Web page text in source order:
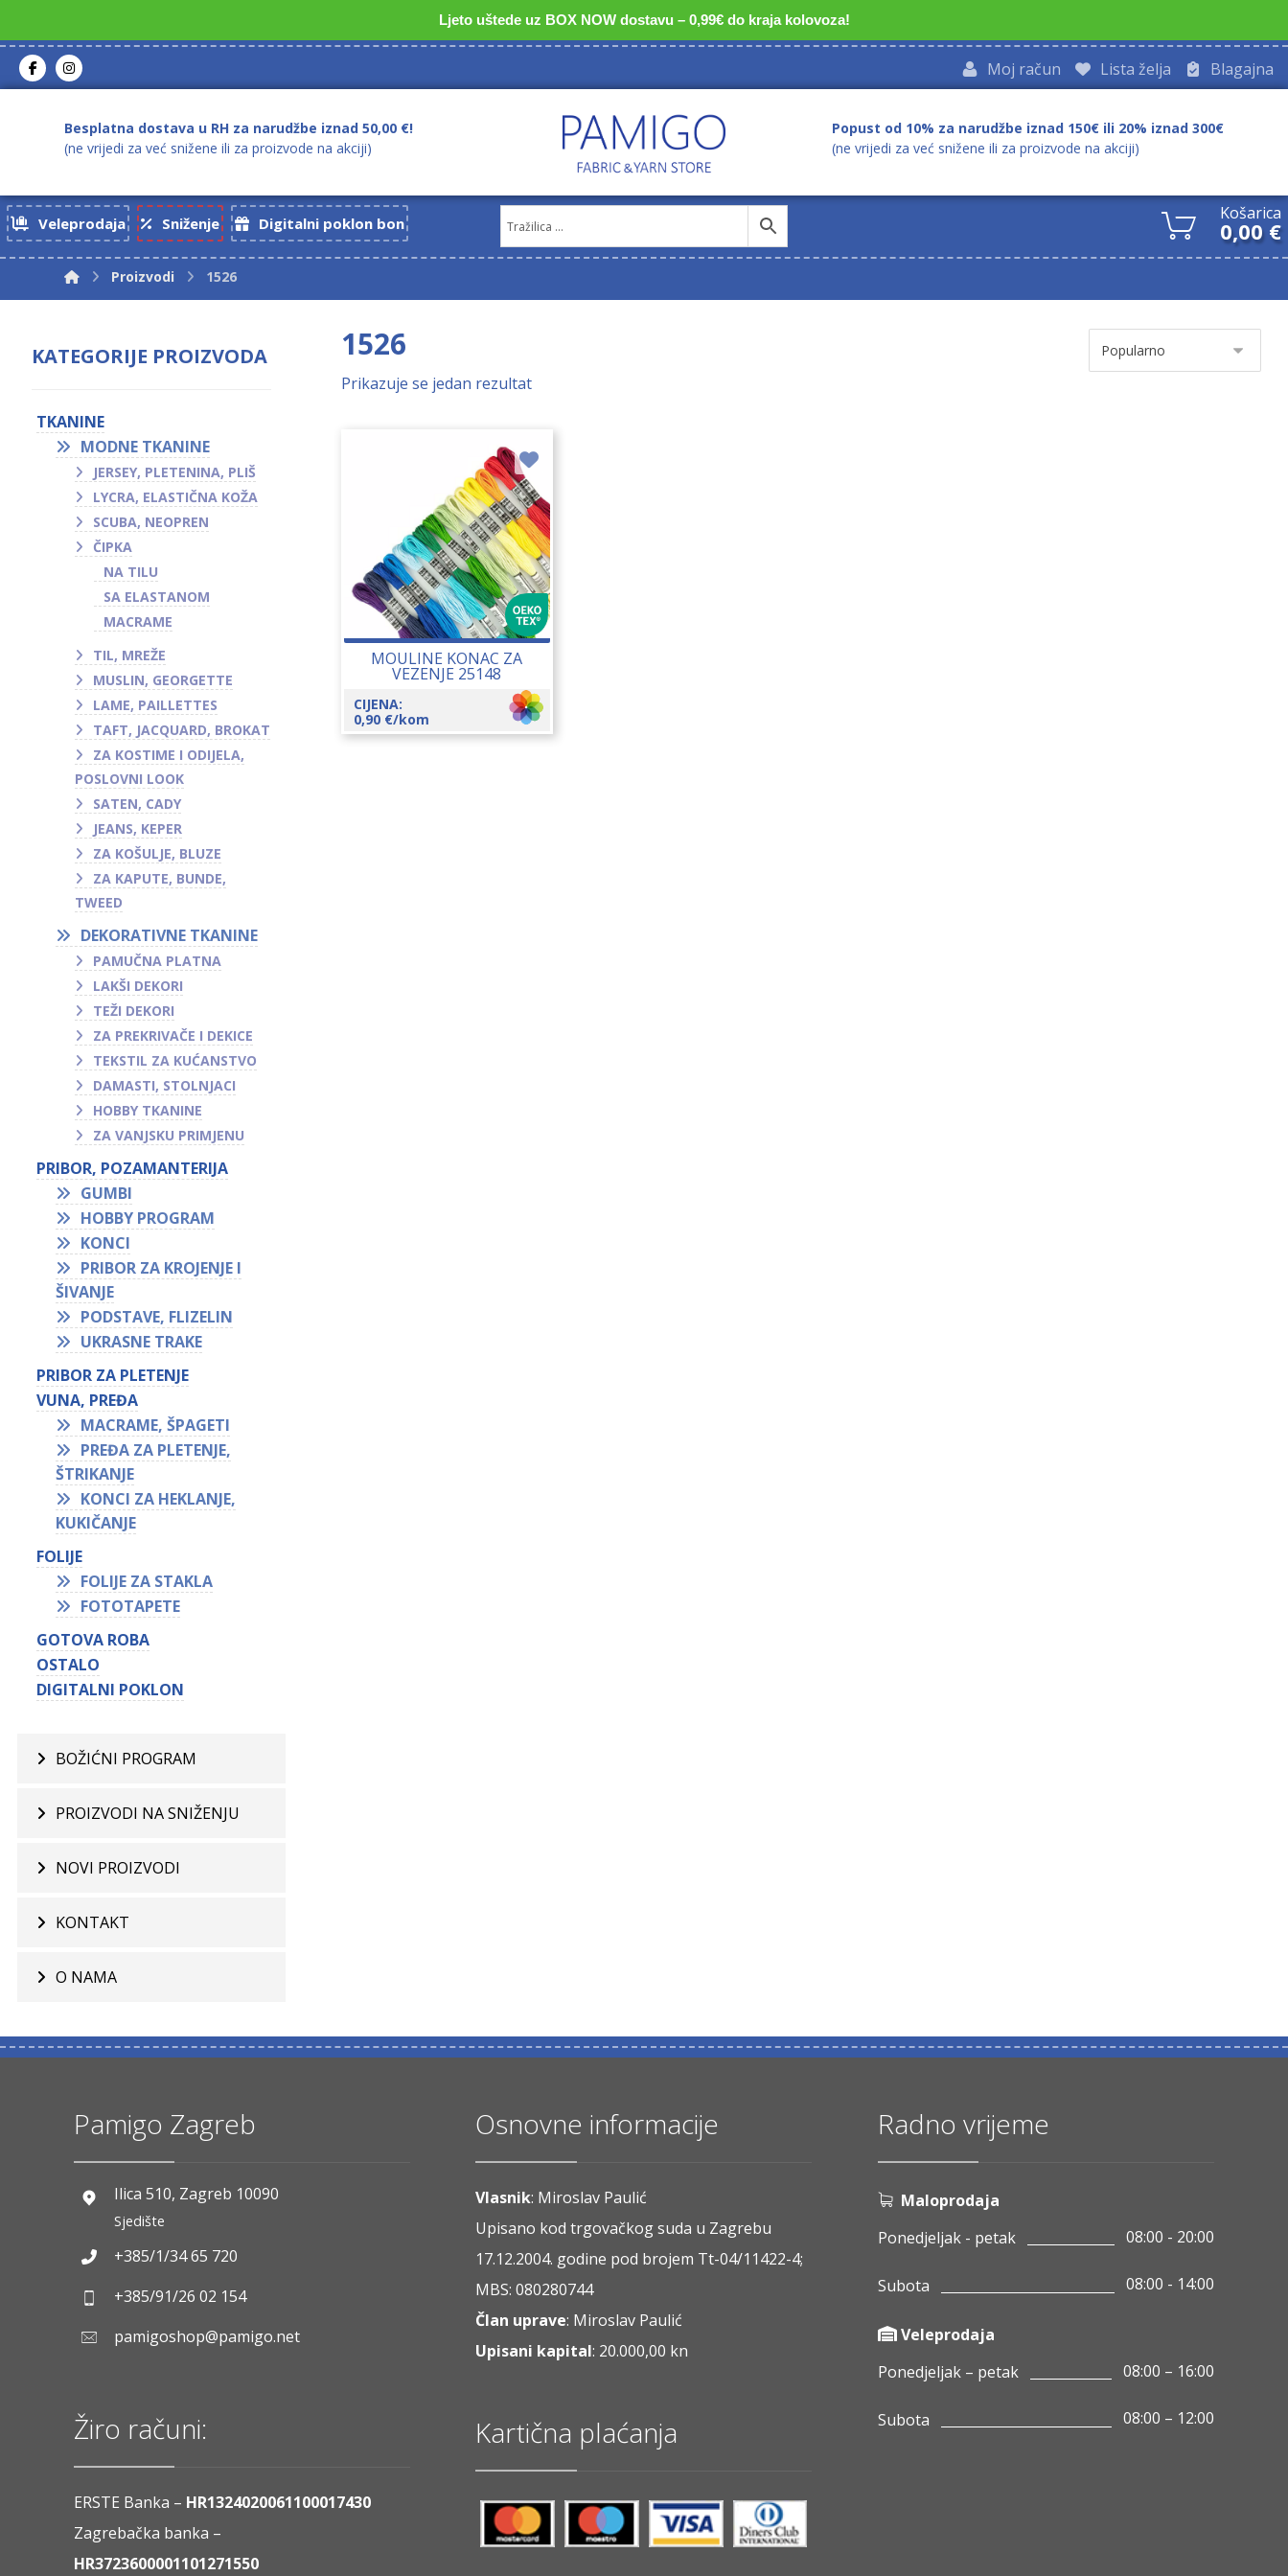
Ljeto uštede uz BOX NOW dostavu – 0,99€ do kraja kolovoza!
Blagajna
Lista želja
Moj račun
Besplatna dostava u RH za narudžbe iznad 50,00 €!
(ne vrijedi za već snižene ili za proizvode na akciji)
Popust od 10% za narudžbe iznad 150€ ili 20% iznad 300€
(ne vrijedi za već snižene ili za proizvode na akciji)
Veleprodaja Sniženje Digitalni poklon bon Košarica
0,00 €
Proizvodi 1526
1526
Prikazuje se jedan rezultat
MOULINE KONAC ZA
VEZENJE 25148
CIJENA:
0,90 €/kom
KATEGORIJE PROIZVODA
TKANINE
MODNE TKANINE
JERSEY, PLETENINA, PLIŠ
LYCRA, ELASTIČNA KOŽA
SCUBA, NEOPREN
ČIPKA
NA TILU
SA ELASTANOM
MACRAME
TIL, MREŽE
MUSLIN, GEORGETTE
LAME, PAILLETTES
TAFT, JACQUARD, BROKAT
ZA KOSTIME I ODIJELA,
POSLOVNI LOOK
SATEN, CADY
JEANS, KEPER
ZA KOŠULJE, BLUZE
ZA KAPUTE, BUNDE,
TWEED
DEKORATIVNE TKANINE
PAMUČNA PLATNA
LAKŠI DEKORI
TEŽI DEKORI
ZA PREKRIVAČE I DEKICE
TEKSTIL ZA KUĆANSTVO
DAMASTI, STOLNJACI
HOBBY TKANINE
ZA VANJSKU PRIMJENU
PRIBOR, POZAMANTERIJA
GUMBI
HOBBY PROGRAM
KONCI
PRIBOR ZA KROJENJE I
ŠIVANJE
PODSTAVE, FLIZELIN
UKRASNE TRAKE
PRIBOR ZA PLETENJE
VUNA, PREĐA
MACRAME, ŠPAGETI
PREĐA ZA PLETENJE,
ŠTRIKANJE
KONCI ZA HEKLANJE,
KUKIČANJE
FOLIJE
FOLIJE ZA STAKLA
FOTOTAPETE
GOTOVA ROBA
OSTALO
DIGITALNI POKLON
BOŽIĆNI PROGRAM
PROIZVODI NA SNIŽENJU
NOVI PROIZVODI
KONTAKT
O NAMA
Pamigo Zagreb
Ilica 510, Zagreb 10090
Sjedište
+385/1/34 65 720
+385/91/26 02 154
pamigoshop@pamigo.net
Žiro računi:
ERSTE Banka – HR1324020061100017430
Zagrebačka banka –
HR3723600001101271550
Osnovne informacije
Vlasnik: Miroslav Paulić
Upisano kod trgovačkog suda u Zagrebu
17.12.2004. godine pod brojem Tt-04/11422-4;
MBS: 080280744
Član uprave: Miroslav Paulić
Upisani kapital: 20.000,00 kn
Kartična plaćanja
Radno vrijeme
Maloprodaja
Ponedjeljak - petak
08:00 - 20:00
Subota 08:00 - 14:00
Veleprodaja
Ponedjeljak – petak
08:00 – 16:00
Subota 08:00 – 12:00